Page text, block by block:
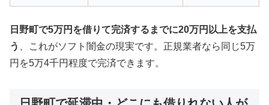
日野町で5万円を借りて完済するまでに20万円以上を支払
う
、これがソフト闇金の現実です。正規業者なら同じ5万
円を5万4千円程度で完済できます。